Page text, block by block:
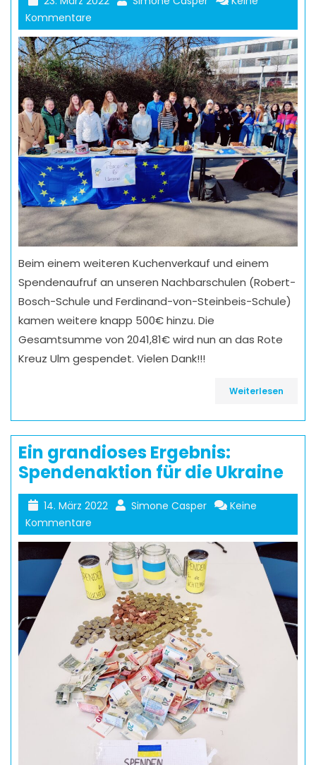
Kommentare
Beim einem weiteren Kuchenverkauf und einem
Spendenaufruf an unseren Nachbarschulen (Robert-
Bosch-Schule und Ferdinand-von-Steinbeis-Schule)
kamen weitere knapp 500€ hinzu. Die
Gesamtsumme von 2041,81€ wird nun an das Rote
Kreuz Ulm gespendet. Vielen Dank!!!
Weiterlesen
Ein grandioses Ergebnis:
Spendenaktion für die Ukraine
14. März 2022 Simone Casper
Keine
Kommentare